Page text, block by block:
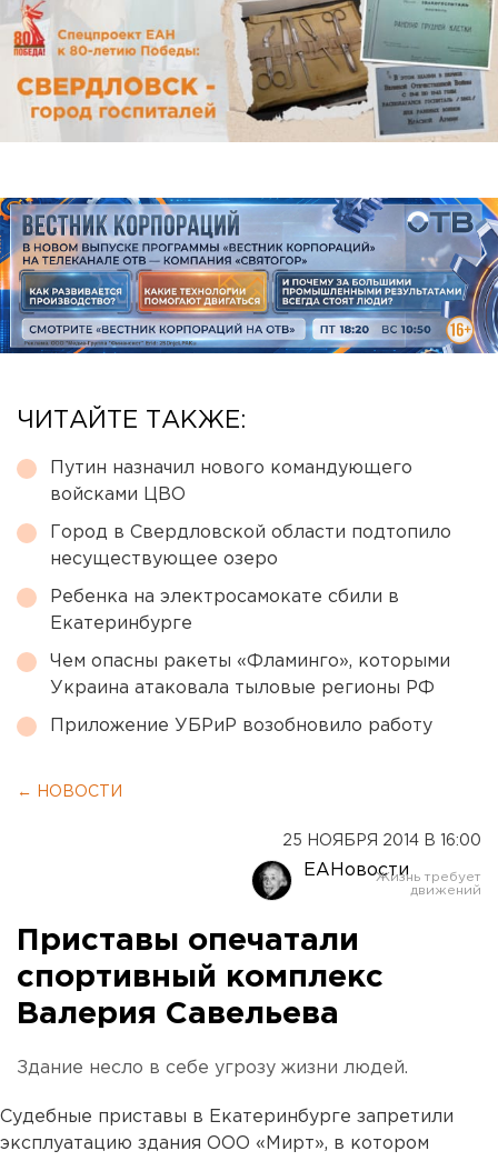
ЧИТАЙТЕ ТАКЖЕ:
Путин назначил нового командующего
войсками ЦВО
Город в Свердловской области подтопило
несуществующее озеро
Ребенка на электросамокате сбили в
Екатеринбурге
Чем опасны ракеты «Фламинго», которыми
Украина атаковала тыловые регионы РФ
Приложение УБРиР возобновило работу
← НОВОСТИ
25 НОЯБРЯ 2014 В 16:00
ЕАНовости
Приставы опечатали
спортивный комплекс
Валерия Савельева
Здание несло в себе угрозу жизни людей.
Судебные приставы в Екатеринбурге запретили
эксплуатацию здания ООО «Мирт», в котором